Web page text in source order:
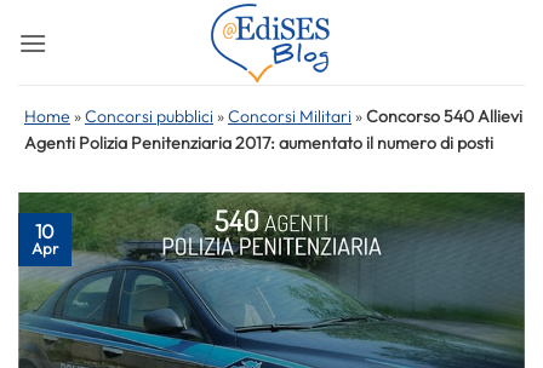
Home »Concorsi pubblici »Concorsi Militari »Concorso 540 Allievi
Agenti Polizia Penitenziaria 2017: aumentato il numero di posti
10
Apr